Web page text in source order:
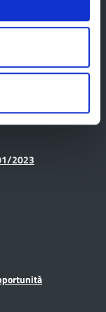
e
2023